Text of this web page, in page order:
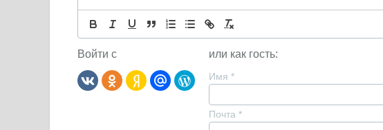
Войти с или как гость:
Имя *
Почта *